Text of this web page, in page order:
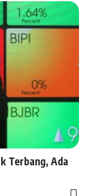
Terbang, Ada